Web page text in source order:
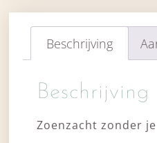
Beschrijving
Beschrijving
Zoenzacht zonder